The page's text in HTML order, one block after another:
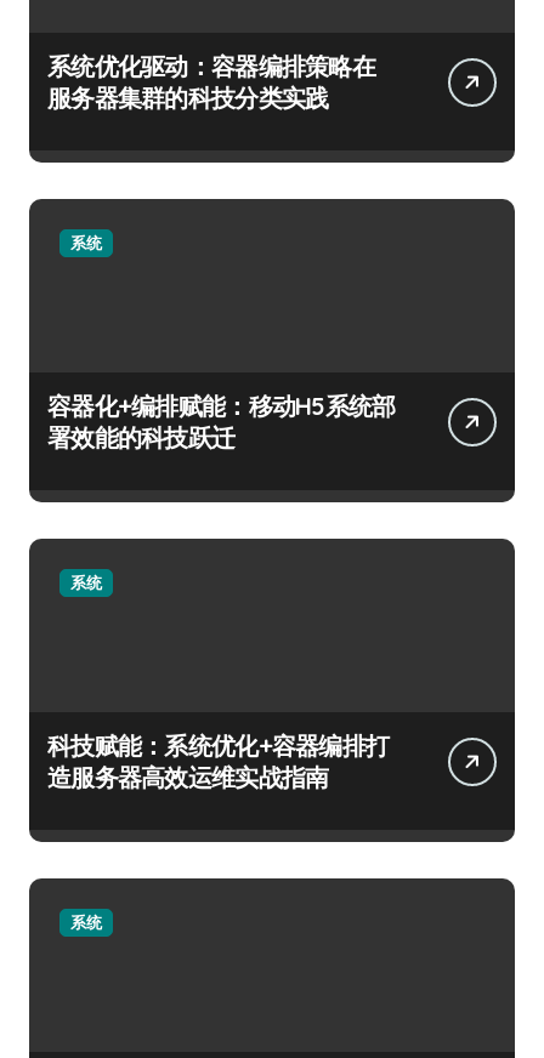
系统优化驱动：容器编排策略在
服务器集群的科技分类实践
系统
容器化+编排赋能：移动H5系统部
署效能的科技跃迁
系统
科技赋能：系统优化+容器编排打
造服务器高效运维实战指南
系统